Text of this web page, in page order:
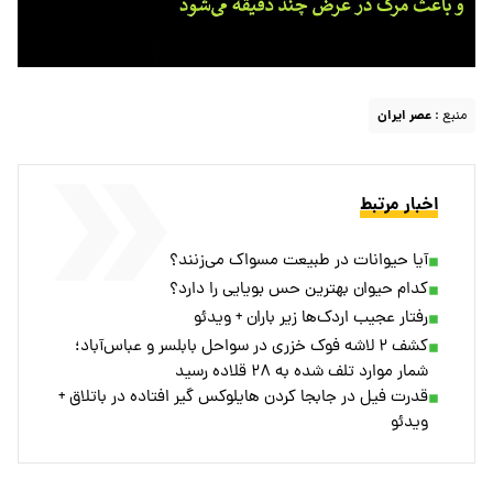
منبع : عصر ایران
اخبار مرتبط
آیا حیوانات در طبیعت مسواک می‌زنند؟
کدام حیوان بهترین حس بویایی را دارد؟
رفتار عجیب اردک‌ها زیر باران + ویدئو
کشف ۲ لاشه فوک خزری در سواحل بابلسر و عباس‌آباد؛
شمار موارد تلف شده به ۲۸ قلاده رسید
قدرت فیل در جابجا کردن هایلوکس گیر افتاده در باتلاق +
ویدئو